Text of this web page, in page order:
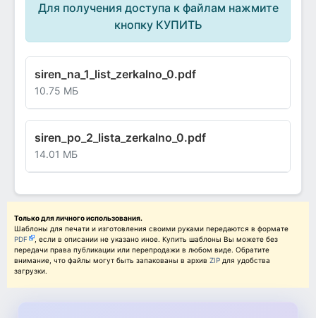
Для получения доступа к файлам нажмите
кнопку КУПИТЬ
siren_na_1_list_zerkalno_0.pdf
10.75 МБ
siren_po_2_lista_zerkalno_0.pdf
14.01 МБ
Только для личного использования.
Шаблоны для печати и изготовления своими руками передаются в формате
PDF
, если в описании не указано иное. Купить шаблоны Вы можете без
передачи права публикации или перепродажи в любом виде. Обратите
внимание, что файлы могут быть запакованы в архив ZIP для удобства
загрузки.